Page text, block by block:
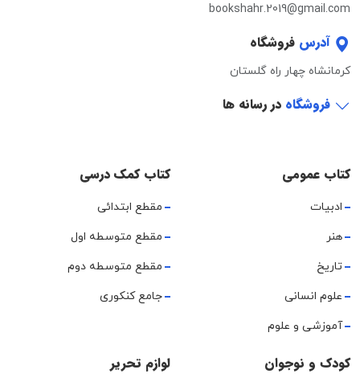
bookshahr.2019@gmail.com
آدرس فروشگاه
کرمانشاه چهار راه گلستان
فروشگاه در رسانه ها
کتاب عمومی
ادبیات
هنر
تاریخ
علوم انسانی
آموزشی و علوم
کتاب کمک درسی
مقطع ابتدائی
مقطع متوسطه اول
مقطع متوسطه دوم
جامع کنکوری
کودک و نوجوان لوازم تحریر